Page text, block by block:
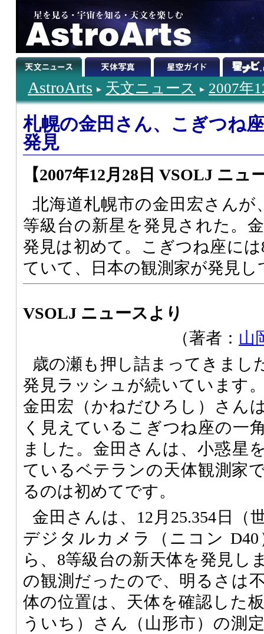
AstroArts 天文ニュース 2007年
札幌の金田さん、こぎつね
発見
【2007年12月28日 VSOLJ ニュ
北海道札幌市の金田宏さんが
等級台の新星を発見された。
発見は初めて。こぎつね座に
ていて、日本の観測家が発見し
VSOLJ ニュースより
（著者： 山
歳の瀬も押し詰まってきまし
発見ラッシュが続いています
金田宏（かねだひろし）さん
く見えているこぎつね座の一
ました。金田さんは、小惑星
ているベテランの天体観測家
るのは初めてです。
金田さんは、12月25.354日（
デジタルカメラ（ニコン
ら、8等級台の新天体を発見し
の観測だったので、明るさは
体の位置は、天体を確認した
ういち）さん（山形市）の測